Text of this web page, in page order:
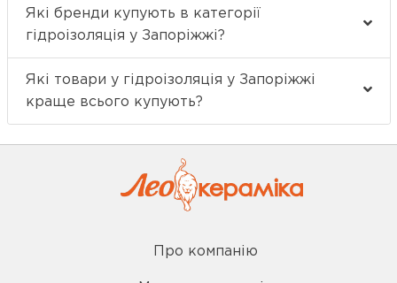
Які бренди купують в категорії
гідроізоляція у Запоріжжі?
Які товари у гідроізоляція у Запоріжжі
краще всього купують?
Про компанію